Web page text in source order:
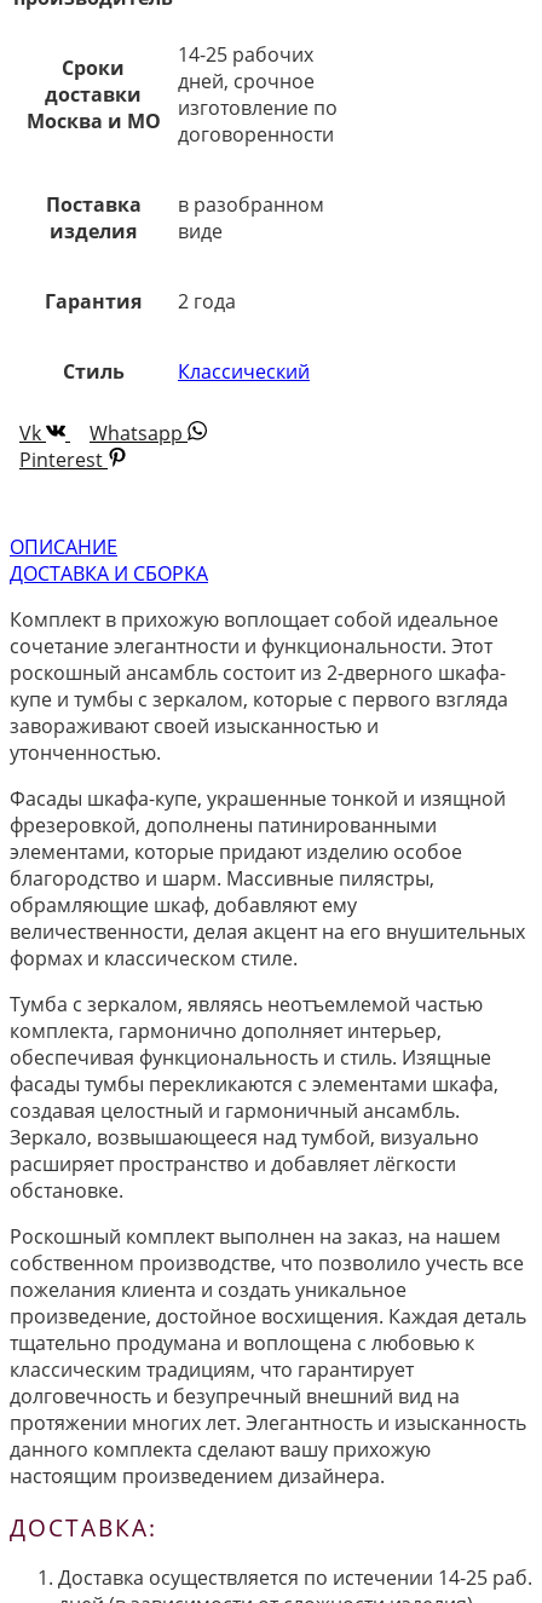
Сроки
доставки
Москва и МО
14-25 рабочих
дней, срочное
изготовление по
договоренности
Поставка
изделия
в разобранном
виде
Гарантия 2 года
Стиль Классический
Vk
Whatsapp
Pinterest
ОПИСАНИЕ
ДОСТАВКА И СБОРКА
Комплект в прихожую воплощает собой идеальное
сочетание элегантности и функциональности. Этот
роскошный ансамбль состоит из 2-дверного шкафа-
купе и тумбы с зеркалом, которые с первого взгляда
завораживают своей изысканностью и
утонченностью.
Фасады шкафа-купе, украшенные тонкой и изящной
фрезеровкой, дополнены патинированными
элементами, которые придают изделию особое
благородство и шарм. Массивные пилястры,
обрамляющие шкаф, добавляют ему
величественности, делая акцент на его внушительных
формах и классическом стиле.
Тумба с зеркалом, являясь неотъемлемой частью
комплекта, гармонично дополняет интерьер,
обеспечивая функциональность и стиль. Изящные
фасады тумбы перекликаются с элементами шкафа,
создавая целостный и гармоничный ансамбль.
Зеркало, возвышающееся над тумбой, визуально
расширяет пространство и добавляет лёгкости
обстановке.
Роскошный комплект выполнен на заказ, на нашем
собственном производстве, что позволило учесть все
пожелания клиента и создать уникальное
произведение, достойное восхищения. Каждая деталь
тщательно продумана и воплощена с любовью к
классическим традициям, что гарантирует
долговечность и безупречный внешний вид на
протяжении многих лет. Элегантность и изысканность
данного комплекта сделают вашу прихожую
настоящим произведением дизайнера.
ДОСТАВКА:
Доставка осуществляется по истечении 14-25 раб.